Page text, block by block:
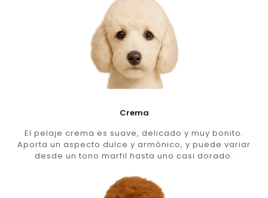
Crema
El pelaje crema es suave, delicado y muy bonito.
Aporta un aspecto dulce y armónico, y puede variar
desde un tono marfil hasta uno casi dorado.